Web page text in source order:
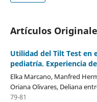
Artículos
Utilidad del Tilt Test en
pediatría. Experiencia
Elka Marcano, Manfred
Oriana Olivares, Deliana
79-81